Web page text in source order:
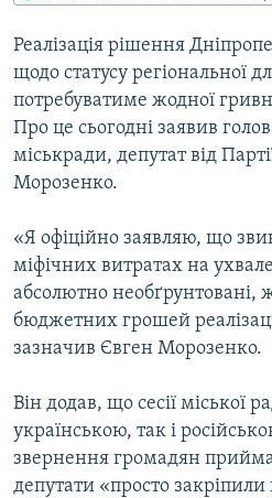
УКРАЇНА
СВІТ
ТИ ЯК?
СХЕМИ
КИТАЙ.ВИКЛИКИ
МУЛЬТИМЕДІА
ФОТО
ПОДКАСТИ
КРИМ РЕАЛІЇ
КТАТ
Реалізація рішення
щодо статусу регіональної
потребуватиме жодної
Про це сьогодні заявив
міськради, депутат від
Морозенко.
«Я офіційно заявляю, що
міфічних витратах на
абсолютно необґрунтовані,
бюджетних грошей
зазначив Євген Морозенко.
Він додав, що сесії міської
українською, так і
звернення громадян
депутати «просто закріпили